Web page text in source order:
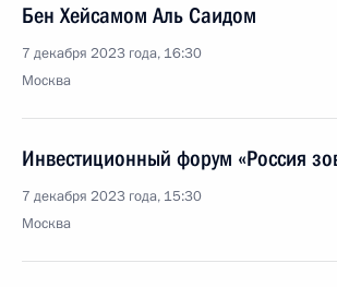
Бен Хейсамом Аль Саидом
7 декабря 2023 года, 16:30
Москва
Инвестиционный форум «Россия
7 декабря 2023 года, 15:30
Москва